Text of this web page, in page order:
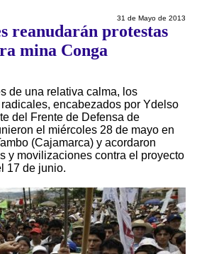
31 de Mayo de 2013
reanudarán protestas
mina Conga
de una relativa calma, los
encabezados por Ydelso
del Frente de Defensa de
el miércoles 28 de mayo en
(Cajamarca) y acordaron
y movilizaciones contra el proyecto
17 de junio.